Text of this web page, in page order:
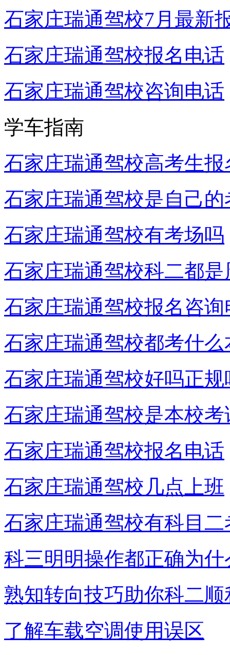
石家庄瑞通驾校7月最新
石家庄瑞通驾校报名电话
石家庄瑞通驾校咨询电话
学车指南
石家庄瑞通驾校高考生报
石家庄瑞通驾校是自己的
石家庄瑞通驾校有考场吗
石家庄瑞通驾校科二都是
石家庄瑞通驾校报名咨询
石家庄瑞通驾校都考什么
石家庄瑞通驾校好吗正规
石家庄瑞通驾校是本校考
石家庄瑞通驾校报名电话
石家庄瑞通驾校几点上班
石家庄瑞通驾校有科目二
科三明明操作都正确为
熟知转向技巧助你科二顺
了解车载空调使用误区